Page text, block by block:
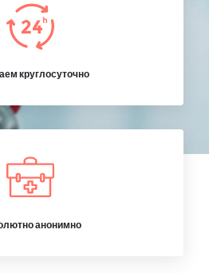
круглосуточно
анонимно